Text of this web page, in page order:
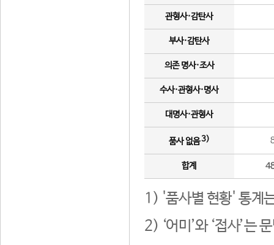
관형사·감탄사
부사·감탄사
의존 명사·조사
수사·관형사·명사
대명사·관형사
품사 없음3)
합계
1) '품사별 현황' 통계
2) ‘어미’와 ‘접사’는